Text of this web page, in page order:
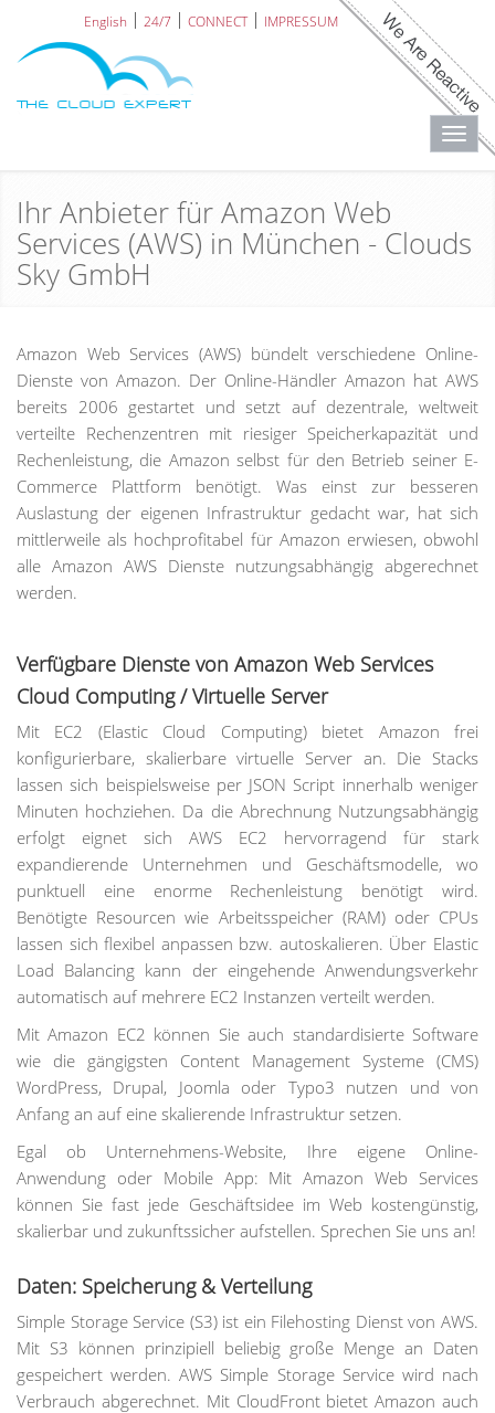
English 24/7 CONNECT IMPRESSUM
Ihr Anbieter für Amazon Web
Services (AWS) in München - Clouds
Sky GmbH
Amazon Web Services (AWS) bündelt verschiedene Online-
Dienste von Amazon. Der Online-Händler Amazon hat AWS
bereits 2006 gestartet und setzt auf dezentrale, weltweit
verteilte Rechenzentren mit riesiger Speicherkapazität und
Rechenleistung, die Amazon selbst für den Betrieb seiner E-
Commerce Plattform benötigt. Was einst zur besseren
Auslastung der eigenen Infrastruktur gedacht war, hat sich
mittlerweile als hochprofitabel für Amazon erwiesen, obwohl
alle Amazon AWS Dienste nutzungsabhängig abgerechnet
werden.
Verfügbare Dienste von Amazon Web Services
Cloud Computing / Virtuelle Server
Mit EC2 (Elastic Cloud Computing) bietet Amazon frei
konfigurierbare, skalierbare virtuelle Server an. Die Stacks
lassen sich beispielsweise per JSON Script innerhalb weniger
Minuten hochziehen. Da die Abrechnung Nutzungsabhängig
erfolgt eignet sich AWS EC2 hervorragend für stark
expandierende Unternehmen und Geschäftsmodelle, wo
punktuell eine enorme Rechenleistung benötigt wird.
Benötigte Resourcen wie Arbeitsspeicher (RAM) oder CPUs
lassen sich flexibel anpassen bzw. autoskalieren. Über Elastic
Load Balancing kann der eingehende Anwendungsverkehr
automatisch auf mehrere EC2 Instanzen verteilt werden.
Mit Amazon EC2 können Sie auch standardisierte Software
wie die gängigsten Content Management Systeme (CMS)
WordPress, Drupal, Joomla oder Typo3 nutzen und von
Anfang an auf eine skalierende Infrastruktur setzen.
Egal ob Unternehmens-Website, Ihre eigene Online-
Anwendung oder Mobile App: Mit Amazon Web Services
können Sie fast jede Geschäftsidee im Web kostengünstig,
skalierbar und zukunftssicher aufstellen. Sprechen Sie uns an!
Daten: Speicherung & Verteilung
Simple Storage Service (S3) ist ein Filehosting Dienst von AWS.
Mit S3 können prinzipiell beliebig große Menge an Daten
gespeichert werden. AWS Simple Storage Service wird nach
Verbrauch abgerechnet. Mit CloudFront bietet Amazon auch